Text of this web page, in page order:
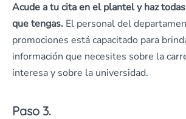
Acude a tu cita en el plantel y haz
que tengas. El personal del
promociones está capacitado para
información que necesites sobre la
interesa y sobre la universidad.
Paso 3.